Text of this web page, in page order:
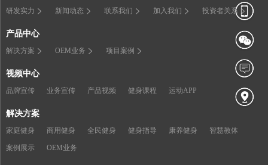
研发实力 新闻动态 联系我们 加入我们 投资者关系
产品中心
解决方案 OEM业务 项目案例
视频中心
品牌宣传 业务宣传 产品视频 健身课程 运动APP
解决方案
家庭健身 商用健身 全民健身 健身指导 康养健身 智慧教体
案例展示 OEM业务